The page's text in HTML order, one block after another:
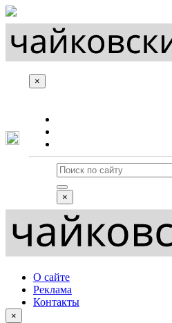
×
×
О сайте
Реклама
Контакты
×